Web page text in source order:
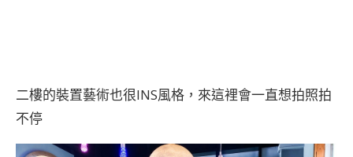
二樓的裝置藝術也很INS風格，來這裡會一直想拍照拍
不停